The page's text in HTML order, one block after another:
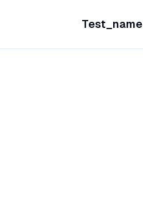
Test_name